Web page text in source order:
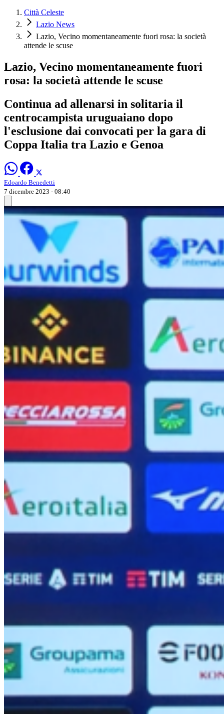
Città Celeste
Lazio News
Lazio, Vecino momentaneamente fuori rosa: la società
attende le scuse
Lazio, Vecino momentaneamente fuori
rosa: la società attende le scuse
Continua ad allenarsi in solitaria il
centrocampista uruguaiano dopo
l'esclusione dai convocati per la gara di
Coppa Italia tra Lazio e Genoa
Edoardo Benedetti
7 dicembre 2023 - 08:40